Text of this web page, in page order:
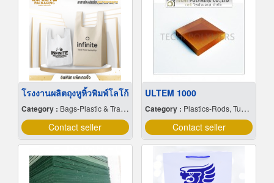
โรงงานผลิตถุงหูหิ้วพิมพ์โลโก้
Category : Bags-Plastic & Transparent
Contact seller
ULTEM 1000
Category : Plastics-Rods, Tubes, Sheets, Etc, Supply Centers
Contact seller